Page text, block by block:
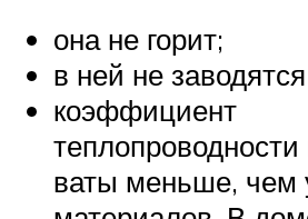
она не горит;
в ней не
коэффициент
ваты меньше, чем